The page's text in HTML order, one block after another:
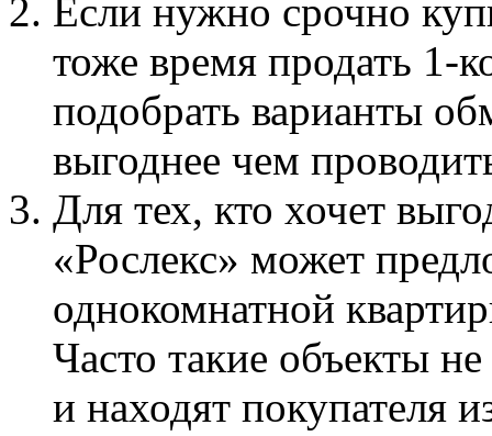
Если нужно срочно
тоже время продать 1-
подобрать варианты
выгоднее чем
Для тех, кто хочет
«Рослекс» может
однокомнатной
Часто такие объекты
и находят покупателя